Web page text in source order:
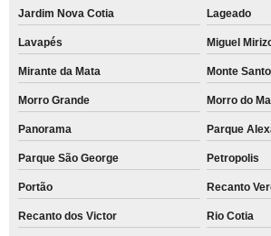
Jardim Nova Cotia Lageado
Lavapés Miguel
Mirante da Mata Monte Santo
Morro Grande Morro do
Panorama Parque
Parque São George Petropolis
Portão Recanto
Recanto dos Victor Rio Cotia